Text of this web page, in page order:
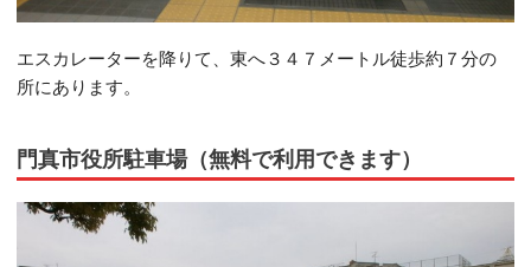
エスカレーターを降りて、東へ３４７メートル徒歩約７分の
所にあります。
門真市役所駐車場（無料で利用できます）